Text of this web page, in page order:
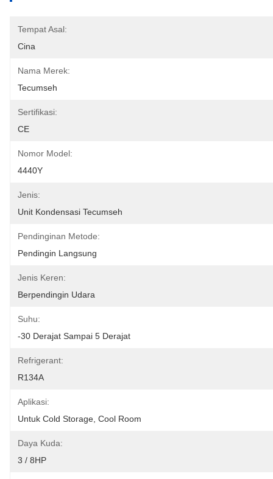
Tempat Asal:
Cina
Nama Merek:
Tecumseh
Sertifikasi:
CE
Nomor Model:
4440Y
Jenis:
Unit Kondensasi Tecumseh
Pendinginan Metode:
Pendingin Langsung
Jenis Keren:
Berpendingin Udara
Suhu:
-30 Derajat Sampai 5 Derajat
Refrigerant:
R134A
Aplikasi:
Untuk Cold Storage, Cool Room
Daya Kuda:
3 / 8HP